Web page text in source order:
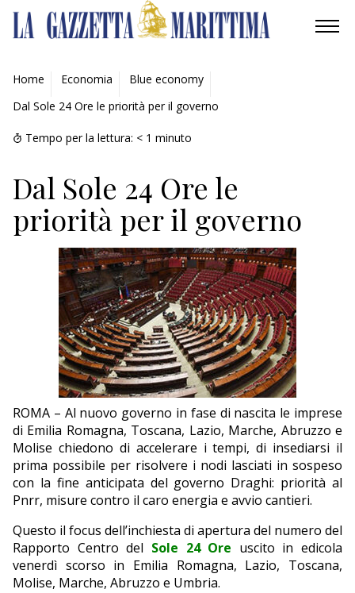
AMBIENTE
MOBILITÀ
INDUSTRIA
RICERCA
ECONOMIA
TURISMO
CULTURA
NAUTICA
EDITORIALI
Home Economia
Blue economy
Dal Sole 24 Ore le priorità per il governo
Tempo per la lettura: < 1 minuto
Dal Sole 24 Ore le
priorità per il governo
ROMA – Al nuovo governo in fase di nascita le imprese
di Emilia Romagna, Toscana, Lazio, Marche, Abruzzo e
Molise chiedono di accelerare i tempi, di insediarsi il
prima possibile per risolvere i nodi lasciati in sospeso
con la fine anticipata del governo Draghi: priorità al
Pnrr, misure contro il caro energia e avvio cantieri.
Questo il focus dell’inchiesta di apertura del numero del
Rapporto Centro del Sole 24 Ore uscito in edicola
venerdì scorso in Emilia Romagna, Lazio, Toscana,
Molise, Marche, Abruzzo e Umbria.